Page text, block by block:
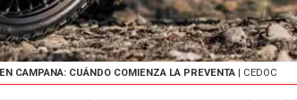
CAMPANA: CUÁNDO COMIENZA LA PREVENTA | CEDOC